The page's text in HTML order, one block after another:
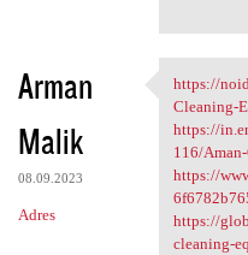
Arman
Malik
08.09.2023
Adres
https://
https://
Cleaning-
https://
116/
https://
https://
cleaning-